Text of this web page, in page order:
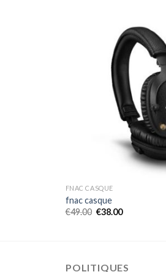
FNAC CASQUE
fnac casque
€49.00 €38.00
POLITIQUES